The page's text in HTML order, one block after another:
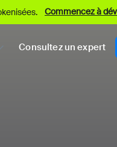
Commencez à
Consultez un expert